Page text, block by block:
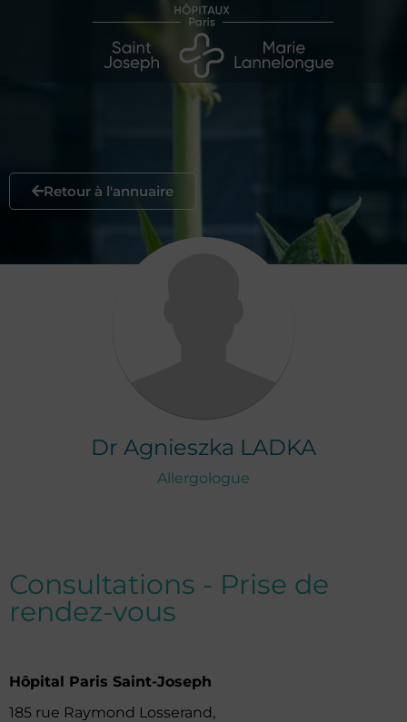
Retour à l'annuaire
Dr Agnieszka LADKA
Allergologue
Consultations - Prise de
rendez-vous
Hôpital Paris Saint-Joseph
185 rue Raymond Losserand,